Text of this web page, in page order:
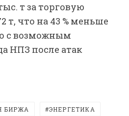
т за торговую
т, что на 43 % меньше
с возможным
НПЗ после атак
БИРЖА ЭНЕРГЕТИКА